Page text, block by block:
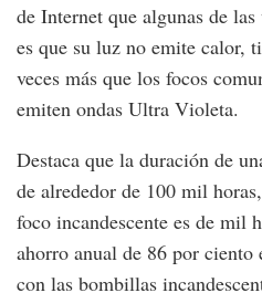
de Internet que algunas de
es que su luz no emite calor,
veces más que los focos
emiten ondas Ultra Violeta.
Destaca que la duración de
de alrededor de 100 mil
foco incandescente es de mil
ahorro anual de 86 por ciento
con las bombillas